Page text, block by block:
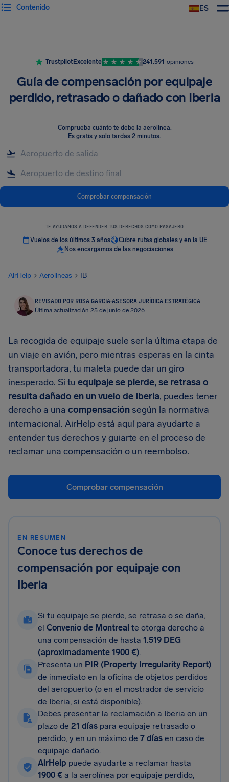
ES
Contenido
TrustpilotExcelente 241.591 opiniones
Guía de compensación por equipaje
perdido, retrasado o dañado con Iberia
Comprueba cuánto te debe la aerolínea.
Es gratis y solo tardas 2 minutos.
Comprobar compensación
TE AYUDAMOS A DEFENDER TUS DERECHOS COMO PASAJERO
Vuelos de los últimos 3 años
Cubre rutas globales y en la UE
Nos encargamos de las negociaciones
AirHelp Aerolineas IB
REVISADO POR ROSA GARCIA·ASESORA JURÍDICA ESTRATÉGICA
Última actualización 25 de junio de 2026
La recogida de equipaje suele ser la última etapa de
un viaje en avión, pero mientras esperas en la cinta
transportadora, tu maleta puede dar un giro
inesperado. Si tu equipaje se pierde, se retrasa o
resulta dañado en un vuelo de Iberia, puedes tener
derecho a una compensaciónsegún la normativa
internacional. AirHelp está aquí para ayudarte a
entender tus derechos y guiarte en el proceso de
reclamar una compensación o un reembolso.
Comprobar compensación
EN RESUMEN
Conoce tus derechos de
compensación por equipaje con
Iberia
Si tu equipaje se pierde, se retrasa o se daña,
el Convenio de Montreal te otorga derecho a
una compensación de hasta 1.519 DEG
(aproximadamente 1900 €).
Presenta un PIR (Property Irregularity Report)
de inmediato en la oficina de objetos perdidos
del aeropuerto (o en el mostrador de servicio
de Iberia, si está disponible).
Debes presentar la reclamación a Iberia en un
plazo de 21 días para equipaje retrasado o
perdido, y en un máximo de 7 días en caso de
equipaje dañado.
AirHelp puede ayudarte a reclamar hasta
1900 € a la aerolínea por equipaje perdido,